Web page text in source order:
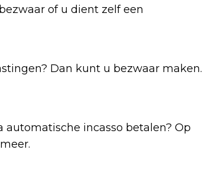
of u dient zelf een
Dan kunt u bezwaar maken.
automatische incasso betalen? Op